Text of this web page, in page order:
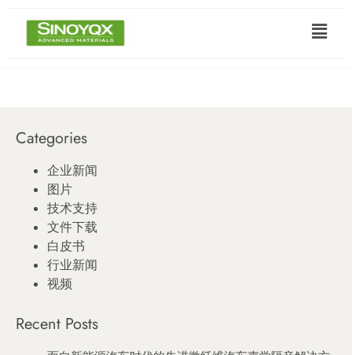
Categories
企业新闻
图片
技术支持
文件下载
白皮书
行业新闻
视频
Recent Posts